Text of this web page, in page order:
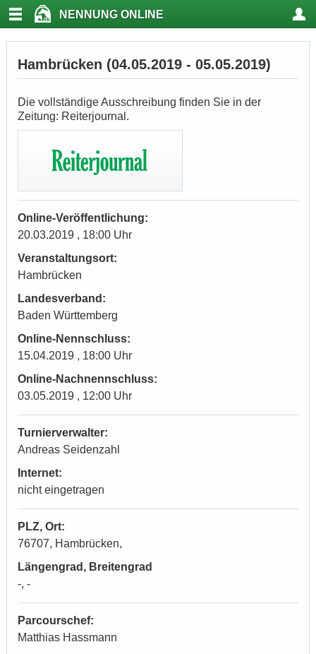
NENNUNG ONLINE
Hambrücken (04.05.2019 - 05.05.2019)
Die vollständige Ausschreibung finden Sie in der
Zeitung: Reiterjournal.
Online-Veröffentlichung:
20.03.2019 , 18:00 Uhr
Veranstaltungsort:
Hambrücken
Landesverband:
Baden Württemberg
Online-Nennschluss:
15.04.2019 , 18:00 Uhr
Online-Nachnennschluss:
03.05.2019 , 12:00 Uhr
Turnierverwalter:
Andreas Seidenzahl
Internet:
nicht eingetragen
PLZ, Ort:
76707, Hambrücken,
Längengrad, Breitengrad
-, -
Parcourschef:
Matthias Hassmann